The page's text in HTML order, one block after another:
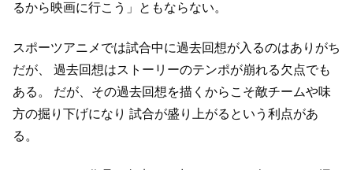
るから映画に行こう」ともならない。
スポーツアニメでは試合中に過去回想が入るのはありがち
だが、
過去回想はストーリーのテンポが崩れる欠点でも
ある。
だが、その過去回想を描くからこそ敵チームや味
方の掘り下げになり 試合が盛り上がるという利点があ
る。